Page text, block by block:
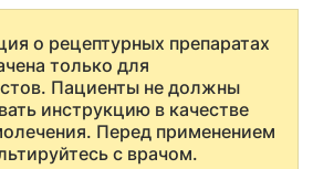
о рецептурных препаратах
только для
Пациенты не должны
инструкцию в качестве
Перед применением
с врачом.